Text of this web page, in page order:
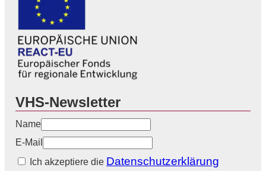
VHS-Newsletter
Name
E-Mail
Ich akzeptiere die Datenschutzerklärung